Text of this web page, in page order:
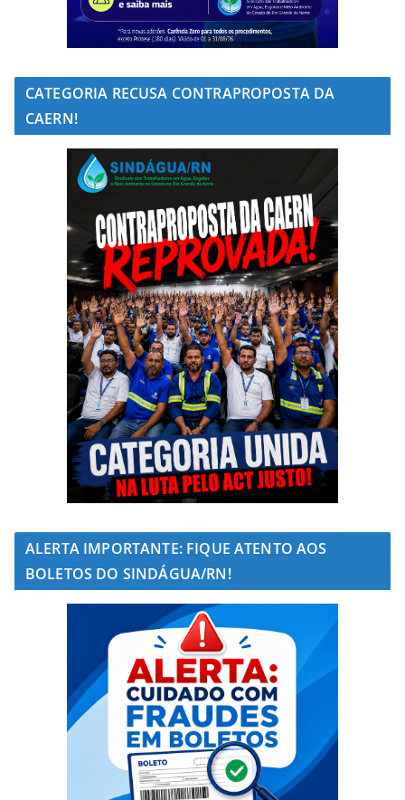
CATEGORIA RECUSA CONTRAPROPOSTA DA
CAERN!
ALERTA IMPORTANTE: FIQUE ATENTO AOS
BOLETOS DO SINDÁGUA/RN!